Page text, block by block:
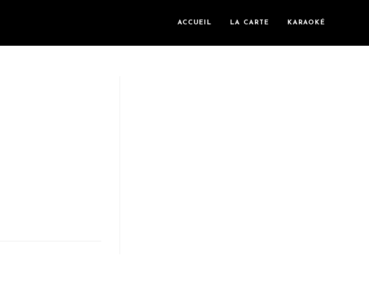
ACCUEIL LA CARTE KARAOKÉ